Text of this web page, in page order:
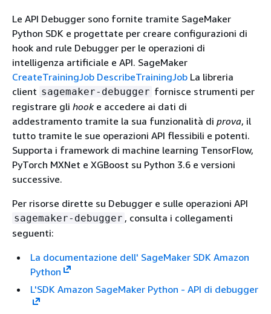
Le API Debugger sono fornite tramite SageMaker
Python SDK e progettate per creare configurazioni di
hook and rule Debugger per le operazioni di
intelligenza artificiale e API. SageMaker
CreateTrainingJob DescribeTrainingJob La libreria
client sagemaker-debugger fornisce strumenti per
registrare gli hooke accedere ai dati di
addestramento tramite la sua funzionalità di prova, il
tutto tramite le sue operazioni API flessibili e potenti.
Supporta i framework di machine learning TensorFlow,
PyTorch MXNet e XGBoost su Python 3.6 e versioni
successive.
Per risorse dirette su Debugger e sulle operazioni API
sagemaker-debugger , consulta i collegamenti
seguenti:
La documentazione dell' SageMaker SDK Amazon
Python
L'SDK Amazon SageMaker Python - API di debugger